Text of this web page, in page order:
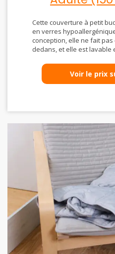
Cette couverture à petit
en verres
conception, elle ne fait
dedans, et elle est lavable
Voir le prix